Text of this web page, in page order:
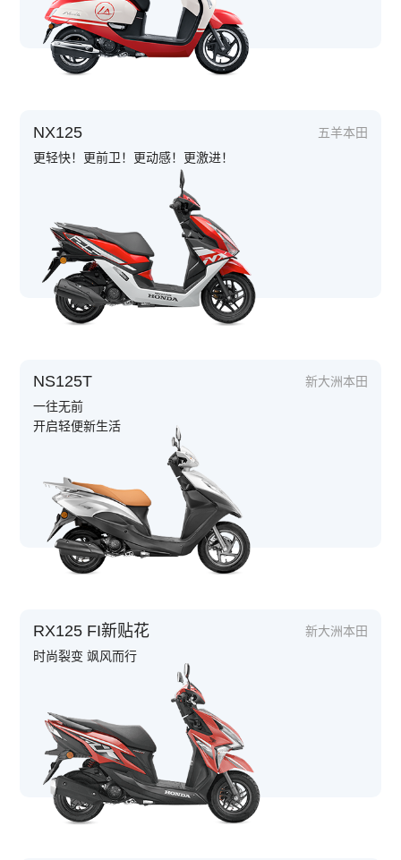
NX125
五羊本田
更轻快！更前卫！更动感！更激进！
NS125T
新大洲本田
一往无前
开启轻便新生活
RX125 FI新贴花
新大洲本田
时尚裂变 飒风而行